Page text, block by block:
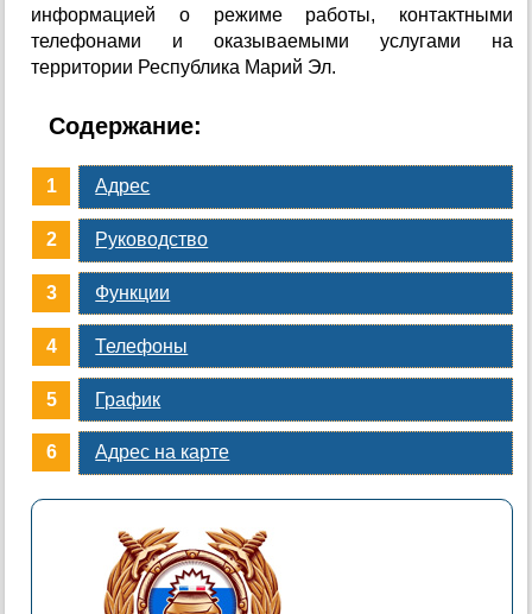
информацией о режиме работы, контактными
телефонами и оказываемыми услугами на
территории Республика Марий Эл.
Содержание:
Адрес
Руководство
Функции
Телефоны
График
Адрес на карте